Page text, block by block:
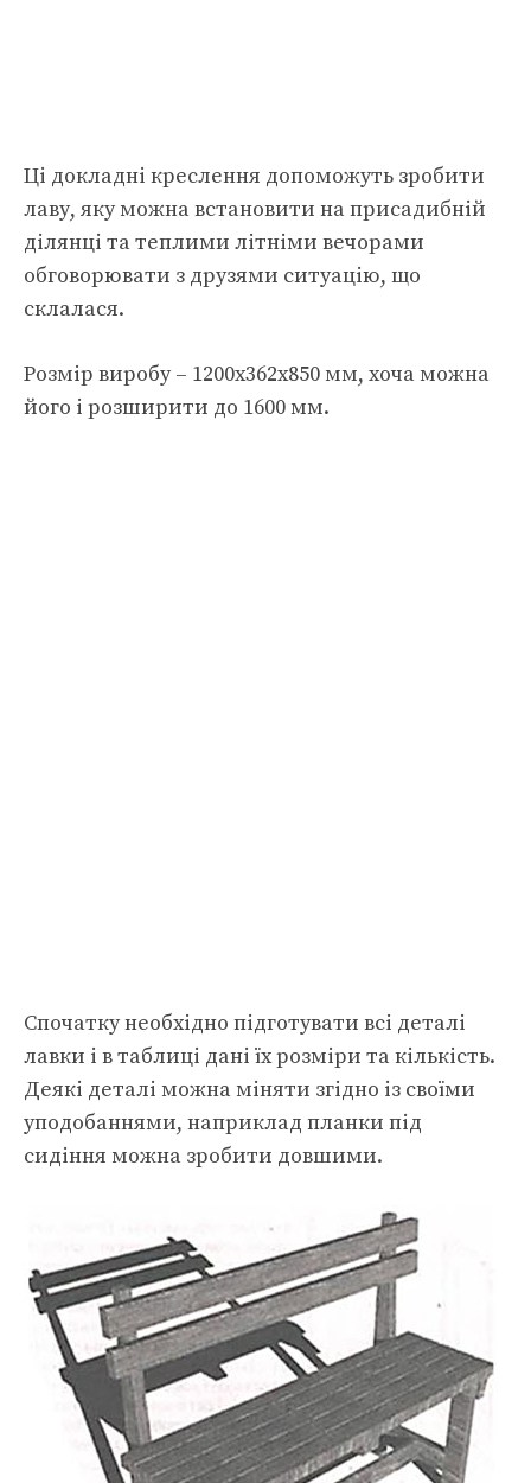
Ці докладні креслення допоможуть зробити
лаву, яку можна встановити на присадибній
ділянці та теплими літніми вечорами
обговорювати з друзями ситуацію, що
склалася.
Розмір виробу – 1200х362х850 мм, хоча можна
його і розширити до 1600 мм.
Спочатку необхідно підготувати всі деталі
лавки і в таблиці дані їх розміри та кількість.
Деякі деталі можна міняти згідно із своїми
уподобаннями, наприклад планки під
сидіння можна зробити довшими.